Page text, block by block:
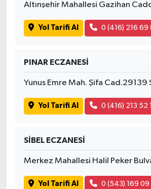
Altınşehir Mahallesi Gazihan
Yol Tarifi Al 0 (416) 216 69
PINAR ECZANESİ
Yunus Emre Mah. Şifa Cad.29139
Yol Tarifi Al 0 (416) 213 52
SİBEL ECZANESİ
Merkez Mahallesi Halil Peker
Yol Tarifi Al 0 (543) 169